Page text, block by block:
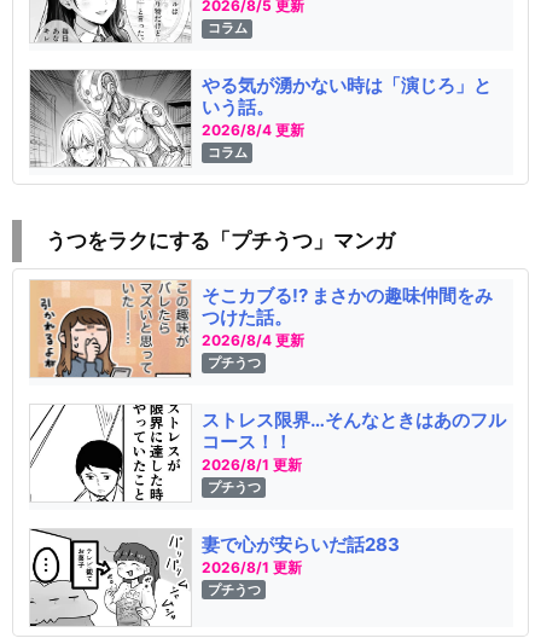
2026/8/5 更新
コラム
やる気が湧かない時は「演じろ」と
いう話。
2026/8/4 更新
コラム
うつをラクにする「プチうつ」マンガ
そこカブる!? まさかの趣味仲間をみ
つけた話。
2026/8/4 更新
プチうつ
ストレス限界…そんなときはあのフル
コース！！
2026/8/1 更新
プチうつ
妻で心が安らいだ話283
2026/8/1 更新
プチうつ